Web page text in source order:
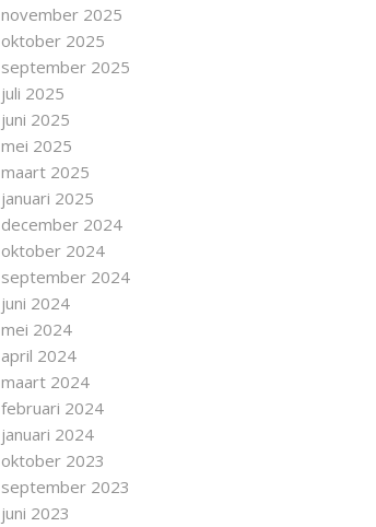
november 2025
oktober 2025
september 2025
juli 2025
juni 2025
mei 2025
maart 2025
januari 2025
december 2024
oktober 2024
september 2024
juni 2024
mei 2024
april 2024
maart 2024
februari 2024
januari 2024
oktober 2023
september 2023
juni 2023